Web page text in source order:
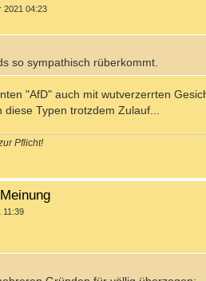
04:23
so sympathisch rüberkommt.
"AfD" auch mit wutverzerrten
Typen trotzdem Zulauf...
Pflicht!